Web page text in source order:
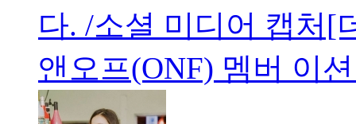
다. /소셜 미디어 캡처[
앤오프(ONF) 멤버 이